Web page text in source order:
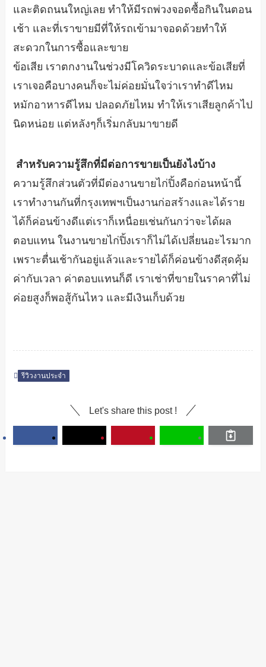
และติดถนนใหญ่เลย ทำให้มีรถพ่วงจอดซื้อกินในตอน
เช้า และที่เราขายมีที่ให้รถเข้ามาจอดด้วยทำให้
สะดวกในการซื้อและขาย
ข้อเสีย เราตกงานในช่วงมีโควิดระบาดและข้อเสียที่
เราเจอคือบางคนก็จะไม่ค่อยมั่นใจว่าเราทำดีไหม
หมักอาหารดีไหม ปลอดภัยไหม ทำให้เราเสียลูกค้าไป
นิดหน่อย แต่หลังๆก็เริ่มกลับมาขายดี
สำหรับความรู้สึกที่มีต่อการขายเป็นยังไงบ้าง
ความรู้สึกส่วนตัวที่มีต่องานขายไก่ปิ้งคือก่อนหน้านี้
เราทำงานกันที่กรุงเทพฯเป็นงานก่อสร้างและได้ราย
ได้ก็ค่อนข้างดีแต่เราก็เหนื่อยเช่นกันกว่าจะได้ผล
ตอบแทน ในงานขายไก่ปิ้งเราก็ไม่ได้เปลี่ยนอะไรมาก
เพราะตื่นเช้ากันอยู่แล้วและรายได้ก็ค่อนข้างดีสุดคุ้ม
ค่ากับเวลา ค่าตอบแทนก็ดี เราเช่าที่ขายในราคาที่ไม่
ค่อยสูงก็พอสู้กันไหว และมีเงินเก็บด้วย
รีวิวงานประจำ
Let's share this post !